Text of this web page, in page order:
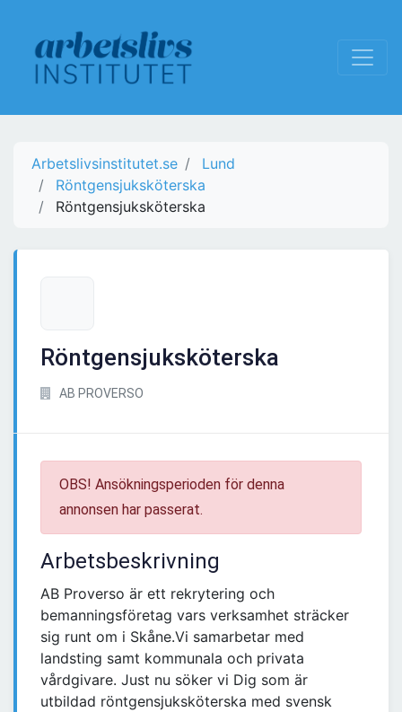
Arbetslivsinstitutet.se
Lund
Röntgensjuksköterska
Röntgensjuksköterska
Röntgensjuksköterska
AB PROVERSO
OBS! Ansökningsperioden för denna
annonsen har passerat.
Arbetsbeskrivning
AB Proverso är ett rekrytering och
bemanningsföretag vars verksamhet sträcker
sig runt om i Skåne.Vi samarbetar med
landsting samt kommunala och privata
vårdgivare. Just nu söker vi Dig som är
utbildad röntgensjuksköterska med svensk